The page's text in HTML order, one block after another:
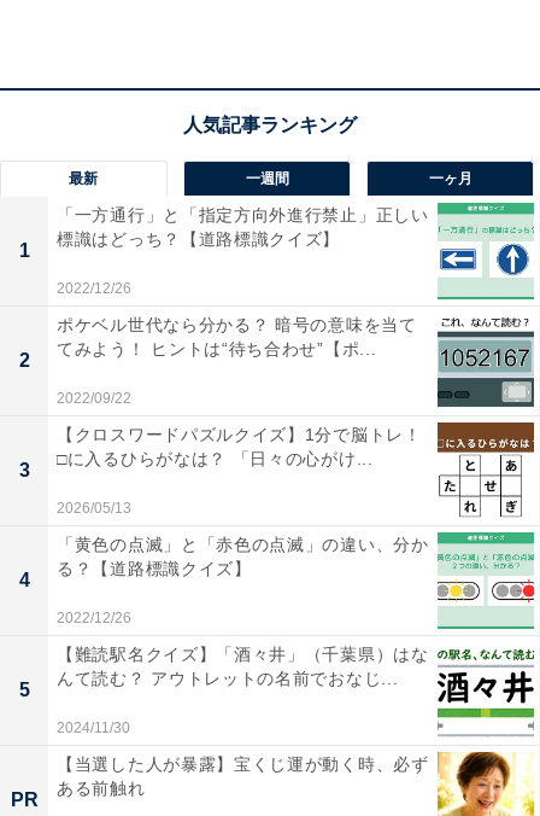
じっくり考えてみよう！ 「爽斗」はなんて読むでしょう
【キラキラネームクイズ】
最新 一週間 一ヶ月
1
「一方通行」と「指定方向外進行禁止」正しい
標識はどっち？【道路標識クイズ】
2022/12/26
2
ポケベル世代なら分かる？ 暗号の意味を当て
てみよう！ ヒントは“待ち合わせ”【ポ...
2022/09/22
3
【クロスワードパズルクイズ】1分で脳トレ！
□に入るひらがなは？ 「日々の心がけ...
2026/05/13
4
「黄色の点滅」と「赤色の点滅」の違い、分か
る？【道路標識クイズ】
2022/12/26
5
【難読駅名クイズ】「酒々井」（千葉県）はな
んて読む？ アウトレットの名前でおなじ...
2024/11/30
PR
【当選した人が暴露】宝くじ運が動く時、必ず
ある前触れ